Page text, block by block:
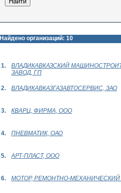
Найдено организаций: 10
1.
ВЛАДИКАВКАЗСКИЙ
ЗАВОД, ГП
2. ВЛАДИКАВКАЗГАЗАВТОСЕРВИС, ЗАО
3. КВАРЦ, ФИРМА, ООО
4. ПНЕВМАТИК, ОАО
5. АРТ-ПЛАСТ, ООО
6. МОТОР, РЕМОНТНО-МЕХАНИЧЕСКИЙ